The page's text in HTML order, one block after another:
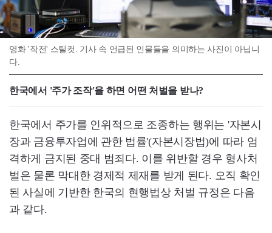
영화 '작전' 스틸컷. 기사 속 언급된 인물들을 의미하는 사진이 아닙니
다.
한국에서 '주가 조작'을 하면 어떤 처벌을 받나?
한국에서 주가를 인위적으로 조종하는 행위는 '자본시
장과 금융투자업에 관한 법률'(자본시장법)에 따라 엄
격하게 금지된 중대 범죄다. 이를 위반할 경우 형사처
벌은 물론 막대한 경제적 제재를 받게 된다. 오직 확인
된 사실에 기반한 한국의 현행법상 처벌 규정은 다음
과 같다.